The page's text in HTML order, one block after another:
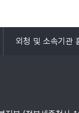
외청 및 소속기관
목록